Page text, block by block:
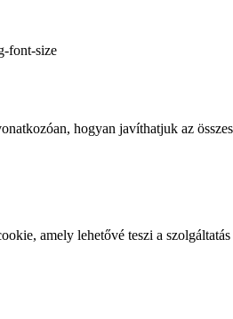
font-size
hogyan javíthatjuk az
amely lehetővé teszi a